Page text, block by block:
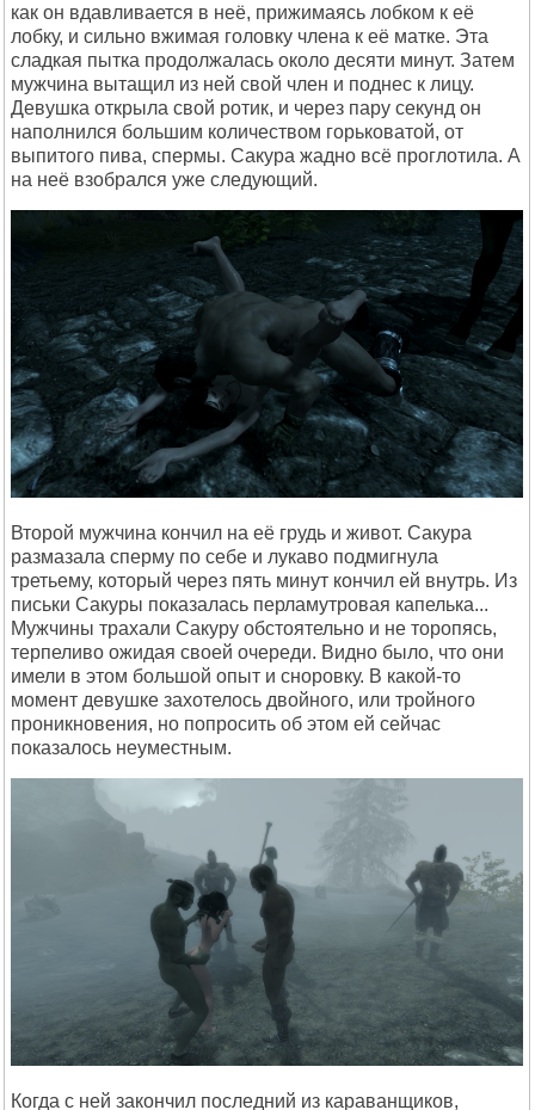
как он вдавливается в неё, прижимаясь лобком к её
лобку, и сильно вжимая головку члена к её матке. Эта
сладкая пытка продолжалась около десяти минут. Затем
мужчина вытащил из ней свой член и поднес к лицу.
Девушка открыла свой ротик, и через пару секунд он
наполнился большим количеством горьковатой, от
выпитого пива, спермы. Сакура жадно всё проглотила. А
на неё взобрался уже следующий.
Второй мужчина кончил на её грудь и живот. Сакура
размазала сперму по себе и лукаво подмигнула
третьему, который через пять минут кончил ей внутрь. Из
письки Сакуры показалась перламутровая капелька...
Мужчины трахали Сакуру обстоятельно и не торопясь,
терпеливо ожидая своей очереди. Видно было, что они
имели в этом большой опыт и сноровку. В какой-то
момент девушке захотелось двойного, или тройного
проникновения, но попросить об этом ей сейчас
показалось неуместным.
Когда с ней закончил последний из караванщиков,